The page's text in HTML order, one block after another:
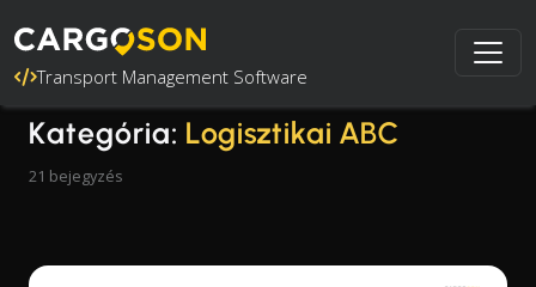
Transport Management Software
Kategória: Logisztikai ABC
21 bejegyzés